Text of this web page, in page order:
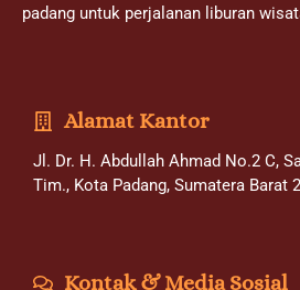
padang untuk perjalanan liburan
Alamat Kantor
Jl. Dr. H. Abdullah Ahmad No.2 C,
Tim., Kota Padang, Sumatera Barat
Kontak & Media Sosial